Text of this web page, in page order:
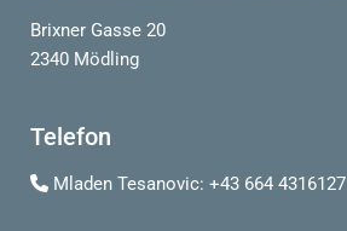
Brixner Gasse 20
2340 Mödling
Telefon
 Mladen Tesanovic: +43 664 4316127